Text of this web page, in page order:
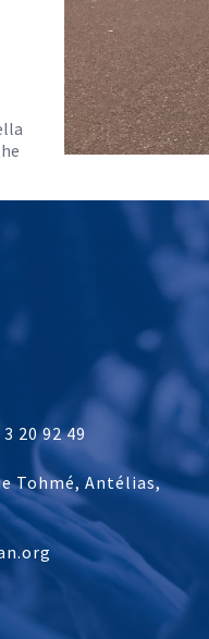
20 92 49
Tohmé, Antélias,